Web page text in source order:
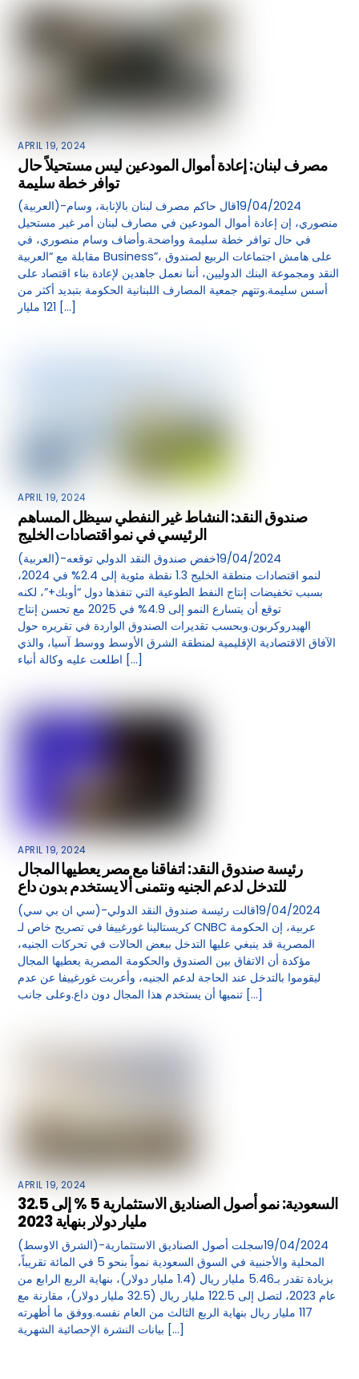
APRIL 19, 2024
مصرف لبنان: إعادة أموال المودعين ليس مستحيلاً حال
توافر خطة سليمة
(العربية)-19/04/2024قال حاكم مصرف لبنان بالإنابة، وسام
منصوري، إن إعادة أموال المودعين في مصارف لبنان أمر غير مستحيل
في حال توافر خطة سليمة وواضحة.وأضاف وسام منصوري، في
مقابلة مع “العربية Business”، على هامش اجتماعات الربيع لصندوق
النقد ومجموعة البنك الدوليين، أننا نعمل جاهدين لإعادة بناء اقتصاد على
أسس سليمة.وتتهم جمعية المصارف اللبنانية الحكومة بتبديد أكثر من
121 مليار […]
APRIL 19, 2024
صندوق النقد: النشاط غير النفطي سيظل المساهم
الرئيسي في نمو اقتصادات الخليج
(العربية)-19/04/2024خفض صندوق النقد الدولي توقعه
لنمو اقتصادات منطقة الخليج 1.3 نقطة مئوية إلى 2.4% في 2024،
بسبب تخفيضات إنتاج النفط الطوعية التي تنفذها دول “أوبك+”، لكنه
توقع أن يتسارع النمو إلى 4.9% في 2025 مع تحسن إنتاج
الهيدروكربون.وبحسب تقديرات الصندوق الواردة في تقريره حول
الآفاق الاقتصادية الإقليمية لمنطقة الشرق الأوسط ووسط آسيا، والذي
اطلعت عليه وكالة أنباء […]
APRIL 19, 2024
رئيسة صندوق النقد: اتفاقنا مع مصر يعطيها المجال
للتدخل لدعم الجنيه ونتمنى ألا يستخدم بدون داع
(سي ان بي سي)-19/04/2024قالت رئيسة صندوق النقد الدولي
كريستالينا غورغييفا في تصريح خاص لـ CNBC عربية، إن الحكومة
المصرية قد ينبغي عليها التدخل ببعض الحالات في تحركات الجنيه،
مؤكدة أن الاتفاق بين الصندوق والحكومة المصرية يعطيها المجال
ليقوموا بالتدخل عند الحاجة لدعم الجنيه، وأعربت غورغييفا عن عدم
تنميها أن يستخدم هذا المجال دون داع.وعلى جانب […]
APRIL 19, 2024
السعودية: نمو أصول الصناديق الاستثمارية 5 % إلى 32.5
مليار دولار بنهاية 2023
(الشرق الاوسط)-19/04/2024سجلت أصول الصناديق الاستثمارية
المحلية والأجنبية في السوق السعودية نمواً بنحو 5 في المائة تقريباً،
بزيادة تقدر بـ5.46 مليار ريال (1.4 مليار دولار)، بنهاية الربع الرابع من
عام 2023، لتصل إلى 122.5 مليار ريال (32.5 مليار دولار)، مقارنة مع
117 مليار ريال بنهاية الربع الثالث من العام نفسه.ووفق ما أظهرته
بيانات النشرة الإحصائية الشهرية […]